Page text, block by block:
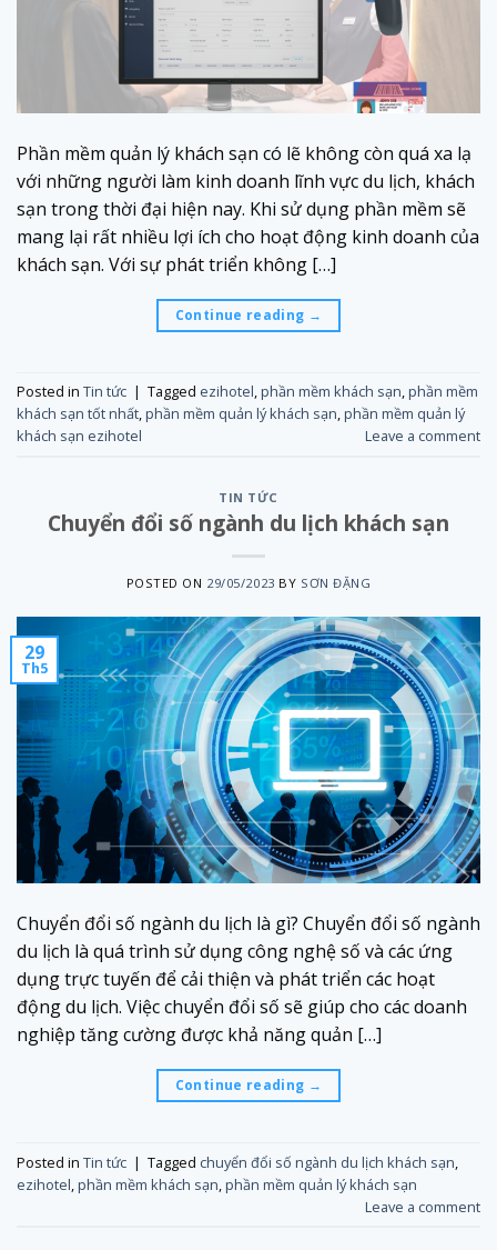
Phần mềm quản lý khách sạn có lẽ không còn quá xa lạ
với những người làm kinh doanh lĩnh vực du lịch, khách
sạn trong thời đại hiện nay. Khi sử dụng phần mềm sẽ
mang lại rất nhiều lợi ích cho hoạt động kinh doanh của
khách sạn. Với sự phát triển không […]
Continue reading →
Posted in Tin tức | Tagged ezihotel,phần mềm khách sạn,phần mềm
khách sạn tốt nhất,phần mềm quản lý khách sạn,phần mềm quản lý
khách sạn ezihotel
Leave a comment
TIN TỨC
Chuyển đổi số ngành du lịch khách sạn
POSTED ON 29/05/2023 BY SƠN ĐẶNG
29
Th5
Chuyển đổi số ngành du lịch là gì? Chuyển đổi số ngành
du lịch là quá trình sử dụng công nghệ số và các ứng
dụng trực tuyến để cải thiện và phát triển các hoạt
động du lịch. Việc chuyển đổi số sẽ giúp cho các doanh
nghiệp tăng cường được khả năng quản […]
Continue reading →
Posted in Tin tức | Tagged chuyển đổi số ngành du lịch khách sạn,
ezihotel,phần mềm khách sạn,phần mềm quản lý khách sạn
Leave a comment